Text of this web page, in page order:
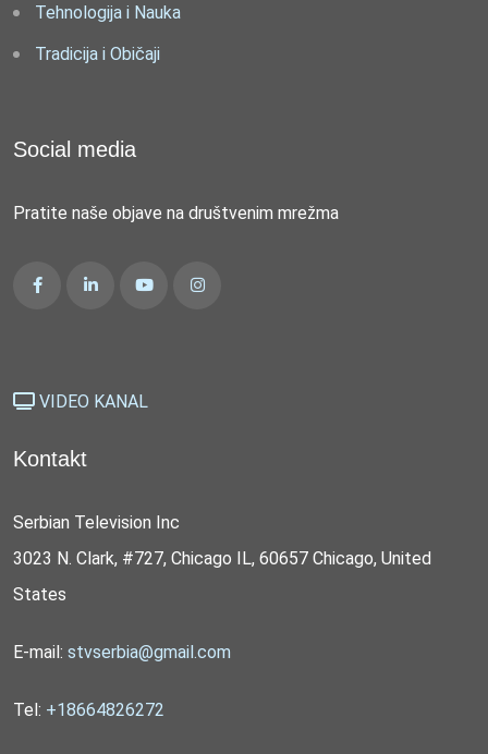
Tehnologija i Nauka
Tradicija i Običaji
Social media
Pratite naše objave na društvenim mrežma
VIDEO KANAL
Kontakt
Serbian Television Inc
3023 N. Clark, #727, Chicago IL, 60657 Chicago, United
States
E-mail: stvserbia@gmail.com
Tel: +18664826272